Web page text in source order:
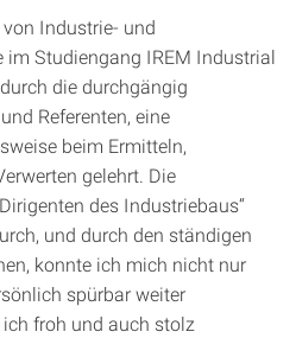
Industrie- und
im Studiengang IREM Industrial
die durchgängig
Referenten, eine
beim Ermitteln,
gelehrt. Die
des Industriebaus“
und durch den ständigen
konnte ich mich nicht nur
spürbar weiter
froh und auch stolz